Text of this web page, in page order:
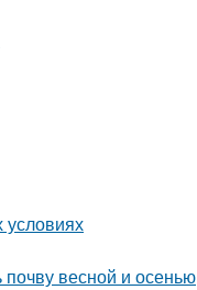
условиях
весной и осенью